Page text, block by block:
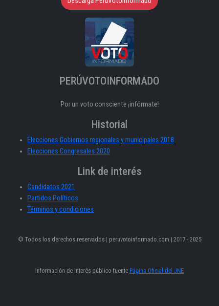
PERÚVOTOINFORMADO
Por un voto consciente ¡infórmate!
Historial
Elecciones Gobiernos regionales y municipales 2018
Elecciones Congresales 2020
Link de interés
Candidatos 2021
Partidos Políticos
Términos y condiciones
© Todos los derechos reservados | peruvotoinformado.com | 2017 - 2025
Información de interés público fuente Página Oficial del JNE